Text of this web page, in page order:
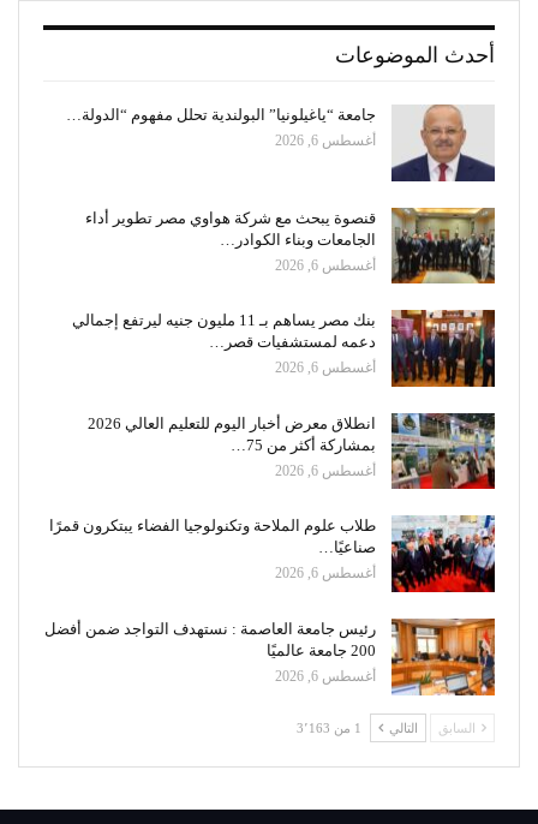
أحدث الموضوعات
جامعة “ياغيلونيا” البولندية تحلل مفهوم “الدولة…
أغسطس 6, 2026
قنصوة يبحث مع شركة هواوي مصر تطوير أداء
الجامعات وبناء الكوادر…
أغسطس 6, 2026
بنك مصر يساهم بـ 11 مليون جنيه ليرتفع إجمالي
دعمه لمستشفيات قصر…
أغسطس 6, 2026
انطلاق معرض أخبار اليوم للتعليم العالي 2026
بمشاركة أكثر من 75…
أغسطس 6, 2026
طلاب علوم الملاحة وتكنولوجيا الفضاء يبتكرون قمرًا
صناعيًا…
أغسطس 6, 2026
رئيس جامعة العاصمة : نستهدف التواجد ضمن أفضل
200 جامعة عالميًا
أغسطس 6, 2026
السابق التالي 1 من 3٬163